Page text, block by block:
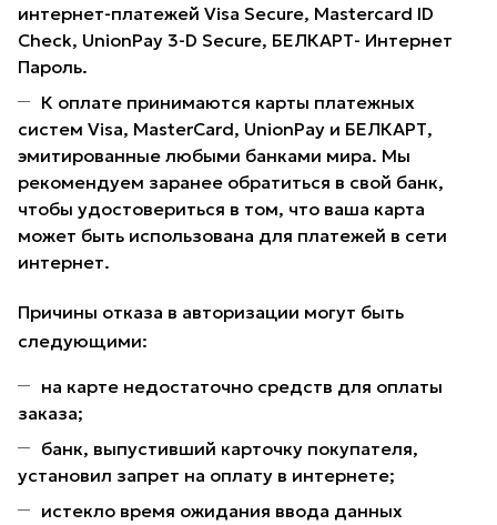
интернет-платежей Visa Secure, Mastercard ID
Check, UnionPay 3-D Secure, БЕЛКАРТ- Интернет
Пароль.
К оплате принимаются карты платежных
систем Visa, MasterCard, UnionPay и БЕЛКАРТ,
эмитированные любыми банками мира. Мы
рекомендуем заранее обратиться в свой банк,
чтобы удостовериться в том, что ваша карта
может быть использована для платежей в сети
интернет.
Причины отказа в авторизации могут быть
следующими:
на карте недостаточно средств для оплаты
заказа;
банк, выпустивший карточку покупателя,
установил запрет на оплату в интернете;
истекло время ожидания ввода данных